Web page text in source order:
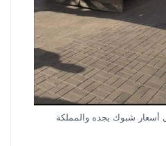
شبوك بجده والمملكة